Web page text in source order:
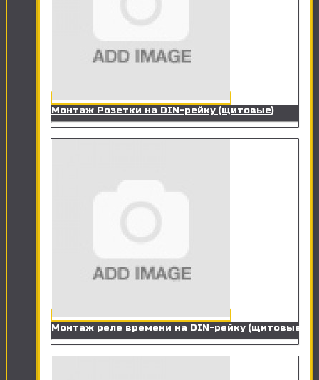
Монтаж Розетки на DIN-рейку (щитовые)
Монтаж реле времени на DIN-рейку (щитовые)